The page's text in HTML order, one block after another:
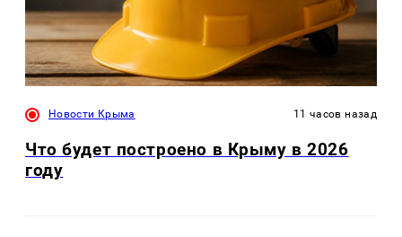
Новости Крыма 11 часов назад
Что будет построено в Крыму в 2026
году